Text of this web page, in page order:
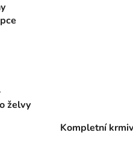
želvy
Kompletní